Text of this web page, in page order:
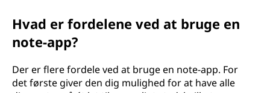
Hvad er fordelene ved at bruge en
note-app?
Der er flere fordele ved at bruge en note-app. For
det første giver den dig mulighed for at have alle